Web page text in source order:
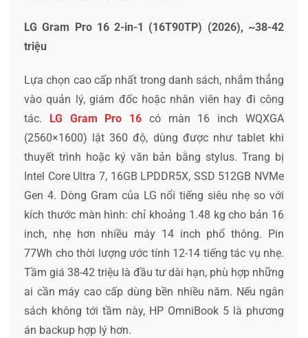
LG Gram Pro 16 2-in-1 (16T90TP) (2026), ~38-42
triệu
Lựa chọn cao cấp nhất trong danh sách, nhắm thẳng
vào quản lý, giám đốc hoặc nhân viên hay đi công
tác. LG Gram Pro 16 có màn 16 inch WQXGA
(2560×1600) lật 360 độ, dùng được như tablet khi
thuyết trình hoặc ký văn bản bằng stylus. Trang bị
Intel Core Ultra 7, 16GB LPDDR5X, SSD 512GB NVMe
Gen 4. Dòng Gram của LG nổi tiếng siêu nhẹ so với
kích thước màn hình: chỉ khoảng 1.48 kg cho bản 16
inch, nhẹ hơn nhiều máy 14 inch phổ thông. Pin
77Wh cho thời lượng ước tính 12-14 tiếng tác vụ nhẹ.
Tầm giá 38-42 triệu là đầu tư dài hạn, phù hợp những
ai cần máy cao cấp dùng bền nhiều năm. Nếu ngân
sách không tới tầm này, HP OmniBook 5 là phương
án backup hợp lý hơn.